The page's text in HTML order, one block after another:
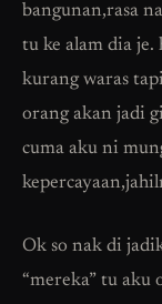
bangunan,rasa
tu ke alam dia je.
kurang waras
orang akan jadi
cuma aku ni
Ok so nak di
“mereka” tu aku